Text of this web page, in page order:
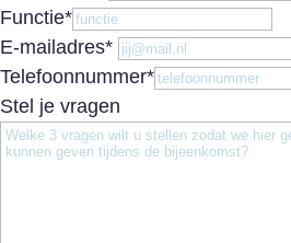
Functie*
E-mailadres*
Telefoonnummer*
Stel je vragen